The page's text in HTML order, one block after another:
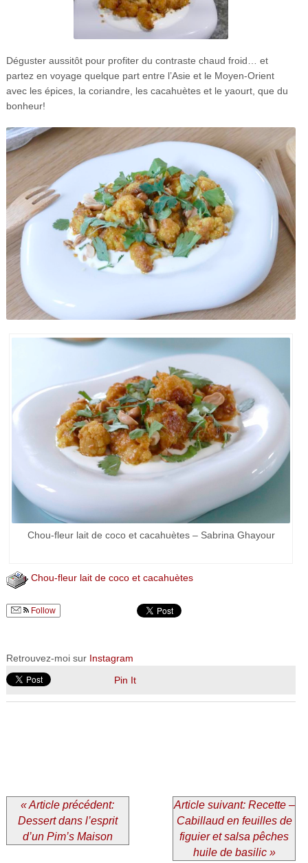
Déguster aussitôt pour profiter du contraste chaud froid… et
partez en voyage quelque part entre l’Asie et le Moyen-Orient
avec les épices, la coriandre, les cacahuètes et le yaourt, que du
bonheur!
Chou-fleur lait de coco et cacahuètes – Sabrina Ghayour
Chou-fleur lait de coco et cacahuètes
Follow
Retrouvez-moi sur Instagram
Pin It
« Article précédent:
Dessert dans l’esprit
d’un Pim’s Maison
Article suivant: Recette –
Cabillaud en feuilles de
figuier et salsa pêches
huile de basilic »